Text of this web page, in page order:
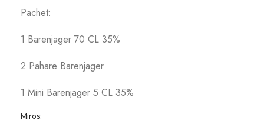
Pachet:
1 Barenjager 70 CL 35%
2 Pahare Barenjager
1 Mini Barenjager 5 CL 35%
Miros: